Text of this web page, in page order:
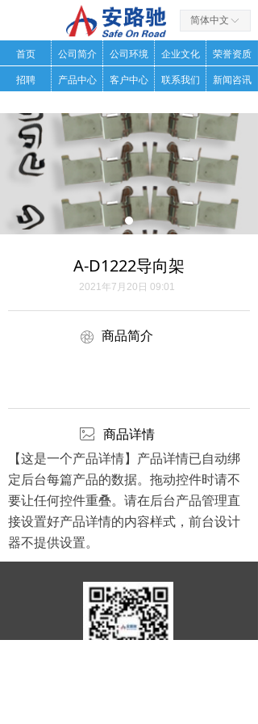
ꀅ
简体中文
首页 公司简介 公司环境 企业文化
荣誉资质
招聘
产品中心 客户中心 联系我们 新闻咨讯
A-D1222导向架
商品简介
2021年7月20日 09:01
商品详情
【这是一个产品详情】产品详情已自动绑
定后台每篇产品的数据。拖动控件时请不
要让任何控件重叠。请在后台产品管理直
接设置好产品详情的内容样式，前台设计
器不提供设置。
ꁵ
ꂈ